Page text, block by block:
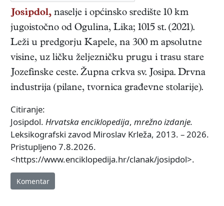
Josipdol, naselje i općinsko središte 10 km
jugoistočno od Ogulina, Lika; 1015 st. (2021).
Leži u predgorju Kapele, na 300 m apsolutne
visine, uz ličku željezničku prugu i trasu stare
Jozefinske ceste. Župna crkva sv. Josipa. Drvna
industrija (pilane, tvornica građevne stolarije).
Citiranje:
Josipdol. Hrvatska enciklopedija, mrežno izdanje.
Leksikografski zavod Miroslav Krleža, 2013. – 2026.
Pristupljeno 7.8.2026.
<https://www.enciklopedija.hr/clanak/josipdol>.
Komentar